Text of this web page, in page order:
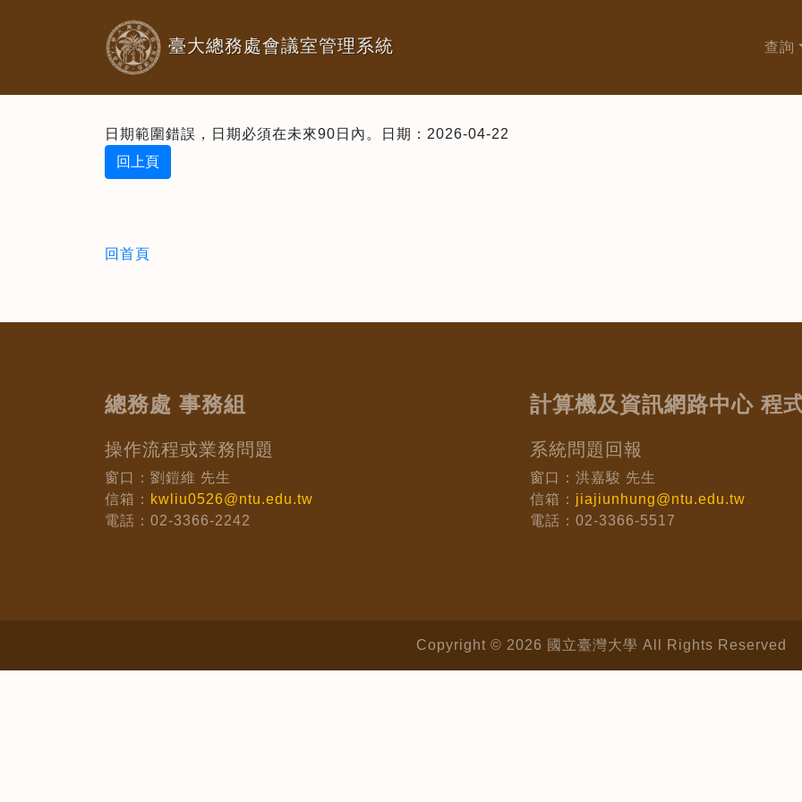
臺大總務處會議室管理系統 查詢
日期範圍錯誤，日期必須在未來90日內。日期：2026-04-22
回上頁
回首頁
總務處 事務組
操作流程或業務問題
窗口：劉鎧維 先生
信箱： kwliu0526@ntu.edu.tw
電話：02-3366-2242
計算機及資訊網路中心 程
系統問題回報
窗口：洪嘉駿 先生
信箱： jiajiunhung@ntu.edu.tw
電話：02-3366-5517
Copyright © 2026 國立臺灣大學 All Rights Reserved